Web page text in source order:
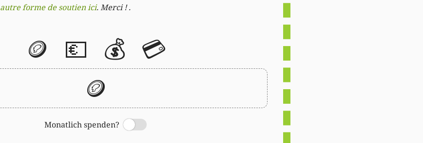
forme de soutien ici. Merci ! .
🪙 💶 💰 💳
🪙
Monatlich spenden?
Switch